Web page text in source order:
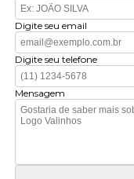
Digite seu email
Digite seu telefone
Mensagem